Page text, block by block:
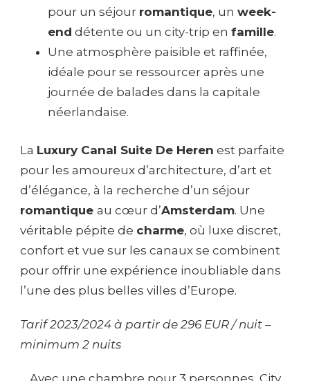
pour un séjour romantique, un week-
end détente ou un city-trip en famille.
Une atmosphère paisible et raffinée,
idéale pour se ressourcer après une
journée de balades dans la capitale
néerlandaise.
La Luxury Canal Suite De Heren est parfaite
pour les amoureux d’architecture, d’art et
d’élégance, à la recherche d’un séjour
romantique au cœur d’Amsterdam. Une
véritable pépite de charme, où luxe discret,
confort et vue sur les canaux se combinent
pour offrir une expérience inoubliable dans
l’une des plus belles villes d’Europe.
Tarif 2023/2024 à partir de 296 EUR / nuit –
minimum 2 nuits
Avec une chambre pour 3 personnes City